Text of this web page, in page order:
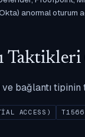
anormal oturum
bağlantı
ACCESS)